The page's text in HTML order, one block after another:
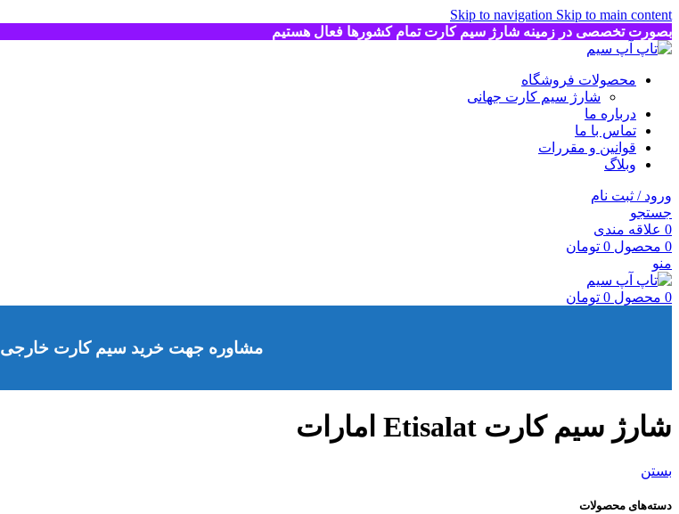
Skip to navigation Skip to main content
بصورت تخصصی در زمینه شارژ سیم کارت تمام کشورها فعال هستیم
محصولات فروشگاه
شارژ سیم کارت جهانی
درباره ما
تماس با ما
قوانین و مقررات
وبلاگ
ورود / ثبت نام
جستجو
0 علاقه مندی
0 محصول 0 تومان
منو
0 محصول 0 تومان
مشاوره جهت خرید سیم کارت خارجی 09136331740
شارژ سیم کارت Etisalat امارات
بستن
دسته‌های محصولات